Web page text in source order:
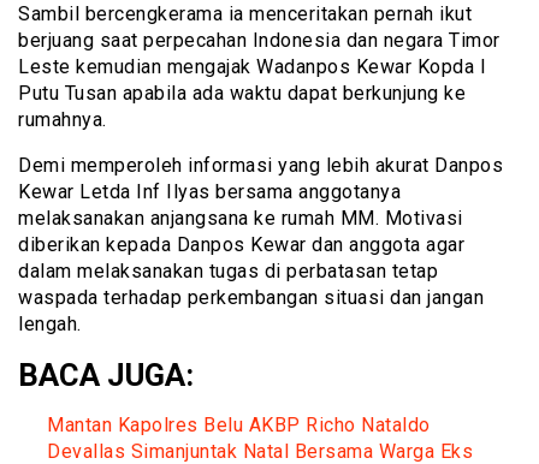
Sambil bercengkerama ia menceritakan pernah ikut
berjuang saat perpecahan Indonesia dan negara Timor
Leste kemudian mengajak Wadanpos Kewar Kopda I
Putu Tusan apabila ada waktu dapat berkunjung ke
rumahnya.
Demi memperoleh informasi yang lebih akurat Danpos
Kewar Letda Inf Ilyas bersama anggotanya
melaksanakan anjangsana ke rumah MM. Motivasi
diberikan kepada Danpos Kewar dan anggota agar
dalam melaksanakan tugas di perbatasan tetap
waspada terhadap perkembangan situasi dan jangan
lengah.
BACA JUGA:
Mantan Kapolres Belu AKBP Richo Nataldo
Devallas Simanjuntak Natal Bersama Warga Eks